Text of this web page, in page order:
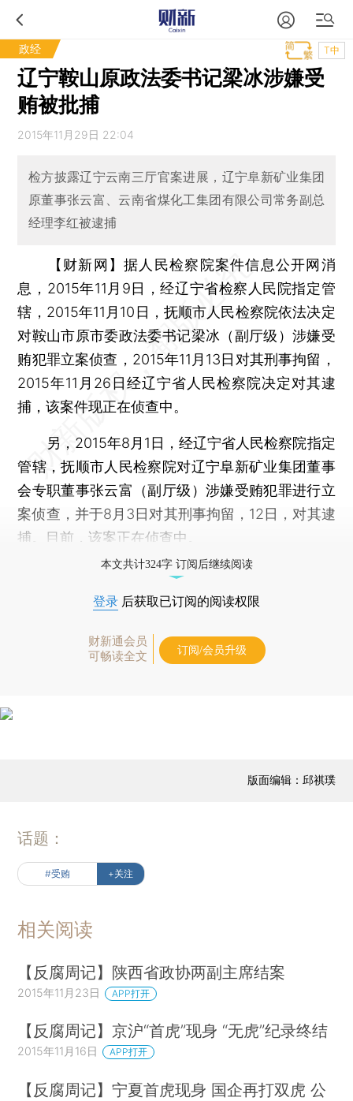
政经 T中
辽宁鞍山原政法委书记梁冰涉嫌受
贿被批捕
2015年11月29日 22:04
检方披露辽宁云南三厅官案进展，辽宁阜新矿业集团
原董事张云富、云南省煤化工集团有限公司常务副总
经理李红被逮捕
【财新网】据人民检察院案件信息公开网消
息，2015年11月9日，经辽宁省检察人民院指定管
辖，2015年11月10日，抚顺市人民检察院依法决定
对鞍山市原市委政法委书记梁冰（副厅级）涉嫌受
贿犯罪立案侦查，2015年11月13日对其刑事拘留，
2015年11月26日经辽宁省人民检察院决定对其逮
捕，该案件现正在侦查中。
另，2015年8月1日，经辽宁省人民检察院指定
管辖，抚顺市人民检察院对辽宁阜新矿业集团董事
会专职董事张云富（副厅级）涉嫌受贿犯罪进行立
案侦查，并于8月3日对其刑事拘留，12日，对其逮
捕。目前，该案正在侦查中。
本文共计324字 订阅后继续阅读
登录 后获取已订阅的阅读权限
财新通会员
可畅读全文
订阅/会员升级
版面编辑：邱祺璞
话题：
#受贿 +关注
相关阅读
【反腐周记】陕西省政协两副主席结案
2015年11月23日 APP打开
【反腐周记】京沪“首虎”现身 “无虎”纪录终结
2015年11月16日 APP打开
【反腐周记】宁夏首虎现身 国企再打双虎 公